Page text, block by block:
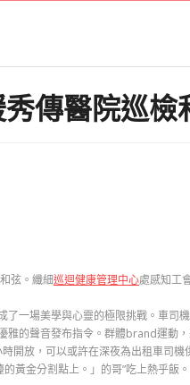
傳醫院巡檢
弦。纖細巡迴健康管理中心處感知工
一場美學與心靈的極限挑戰。車司
雅的聲音發布指令。群體brand運動
開放，可以或許在深夜為出租車司
黃金分割點上。」的哥”吃上熱乎飯。